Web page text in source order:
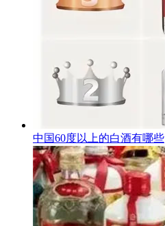
中国60度以上的白酒有哪些